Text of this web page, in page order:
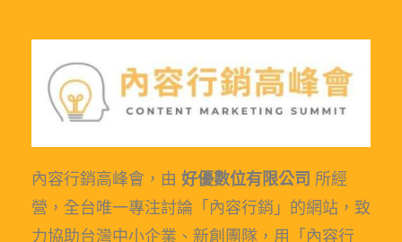
內容行銷高峰會，由 好優數位有限公司 所經
營，全台唯一專注討論「內容行銷」的網站，致
力協助台灣中小企業、新創團隊，用「內容行